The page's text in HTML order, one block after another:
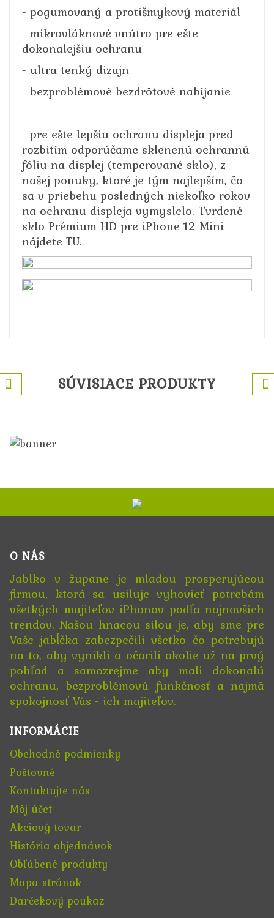
- pogumovaný a protišmykový materiál
- mikrovláknové vnútro pre ešte
dokonalejšiu ochranu
- ultra tenký dizajn
- bezproblémové bezdrôtové nabíjanie
- pre ešte lepšiu ochranu displeja pred
rozbitím odporúčame sklenenú ochrannú
fóliu na displej (temperované sklo), z
našej ponuky, ktoré je tým najlepším, čo
sa v priebehu posledných niekoľko rokov
na ochranu displeja vymyslelo. Tvrdené
sklo Prémium HD pre iPhone 12 Mini
nájdete TU.
SÚVISIACE PRODUKTY
O NÁS
Jablko v župane je mladou prosperujúcou
firmou, ktorá sa usiluje vyhovieť potrebám
všetkých majiteľov iPhonov podľa najnovších
trendov. Našou hnacou silou je, aby sme pre
Vaše jabĺčka zabezpečili všetko čo potrebujú
na to, aby vynikli a očarili okolie už na prvý
pohľad a samozrejme aby mali dokonalú
ochranu, bezproblémovú funkčnosť a najmä
spokojnosť Vás - ich majiteľov.
INFORMÁCIE
Obchodné podmienky
Poštovné
Kontaktujte nás
Môj účet
Akciový tovar
História objednávok
Obľúbené produkty
Mapa stránok
Darčekový poukaz